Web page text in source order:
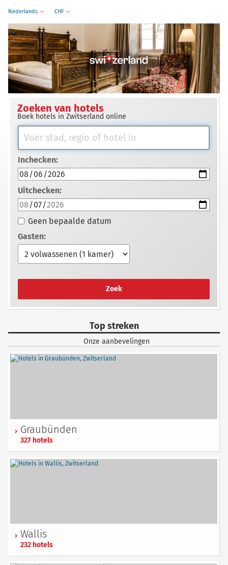
Nederlands CHF
Zoeken van hotels
Boek hotels in Zwitserland online
Inchecken:
Uitchecken:
Geen bepaalde datum
Gasten:
Zoek
Top streken
Onze aanbevelingen
Graubünden
327 hotels
Wallis
232 hotels